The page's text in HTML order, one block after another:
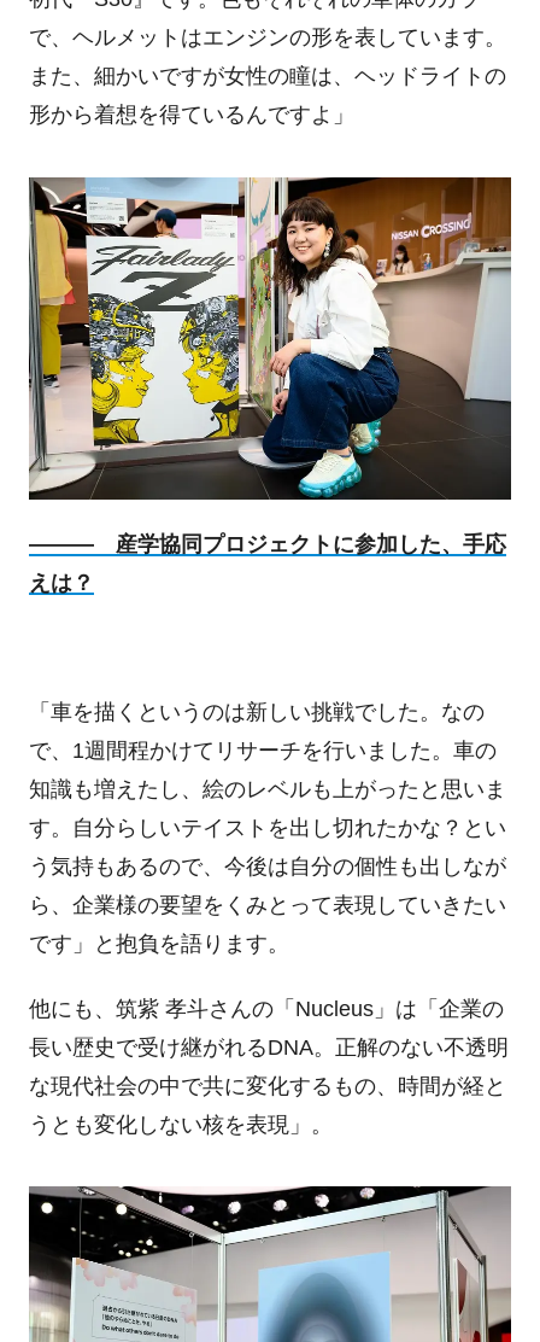
で、ヘルメットはエンジンの形を表しています。
また、細かいですが女性の瞳は、ヘッドライトの
形から着想を得ているんですよ」
――― 産学協同プロジェクトに参加した、手応
えは？
「車を描くというのは新しい挑戦でした。なの
で、 1週間程かけてリサーチを行いました。車の
知識も増えたし、絵のレベルも上がったと思いま
す。自分らしいテイストを出し切れたかな？とい
う気持もあるので、今後は自分の個性も出しなが
ら、企業様の要望をくみとって表現していきたい
です」と抱負を語ります。
他にも、筑紫 孝斗さんの「 Nucleus」は「企業の
長い歴史で受け継がれるDNA。正解のない不透明
な現代社会の中で共に変化するもの、時間が経と
うとも変化しない核を表現」。